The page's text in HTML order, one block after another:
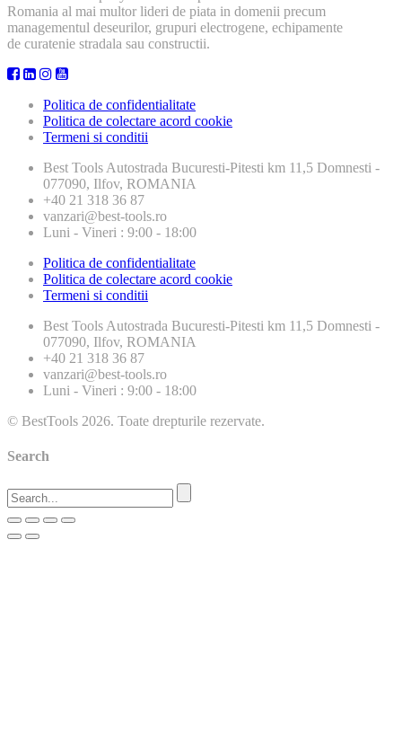
Romania al mai multor lideri de piata in domenii precum
managementul deseurilor, grupuri electrogene, echipamente
de curatenie stradala sau constructii.
Politica de confidentialitate
Politica de colectare acord cookie
Termeni si conditii
Best Tools Autostrada Bucuresti-Pitesti km 11,5 Domnesti -
077090, Ilfov, ROMANIA
+40 21 318 36 87
vanzari@best-tools.ro
Luni - Vineri : 9:00 - 18:00
Politica de confidentialitate
Politica de colectare acord cookie
Termeni si conditii
Best Tools Autostrada Bucuresti-Pitesti km 11,5 Domnesti -
077090, Ilfov, ROMANIA
+40 21 318 36 87
vanzari@best-tools.ro
Luni - Vineri : 9:00 - 18:00
© BestTools 2026. Toate drepturile rezervate.
Search